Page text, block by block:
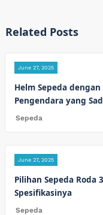
Related Posts
June 27, 2025
Helm Sepeda
Pengendara yang
Sepeda
June 27, 2025
Pilihan Sepeda Roda
Spesifikasinya
Sepeda